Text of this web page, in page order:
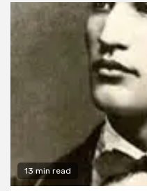
13 min read